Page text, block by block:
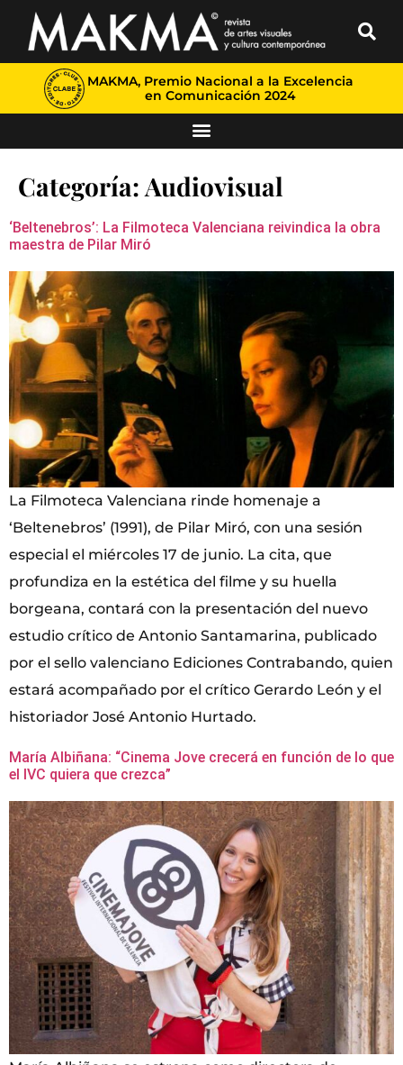
MAKMA, Premio Nacional a la Excelencia
en Comunicación 2024
Categoría:Audiovisual
‘Beltenebros’: La Filmoteca Valenciana reivindica la obra
maestra de Pilar Miró
La Filmoteca Valenciana rinde homenaje a
‘Beltenebros’ (1991), de Pilar Miró, con una sesión
especial el miércoles 17 de junio. La cita, que
profundiza en la estética del filme y su huella
borgeana, contará con la presentación del nuevo
estudio crítico de Antonio Santamarina, publicado
por el sello valenciano Ediciones Contrabando, quien
estará acompañado por el crítico Gerardo León y el
historiador José Antonio Hurtado.
María Albiñana: “Cinema Jove crecerá en función de lo que
el IVC quiera que crezca”